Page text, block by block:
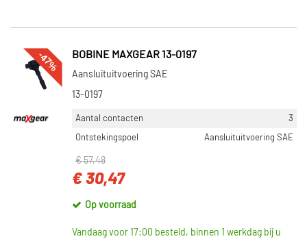
-47% BOBINE MAXGEAR 13-0197
Aansluituitvoering SAE
13-0197
Aantal contacten
3
Ontstekingspoel
Aansluituitvoering SAE
€ 57,48
€ 30,47
Op voorraad
Vandaag voor 17:00 besteld, binnen 1 werkdag bij u